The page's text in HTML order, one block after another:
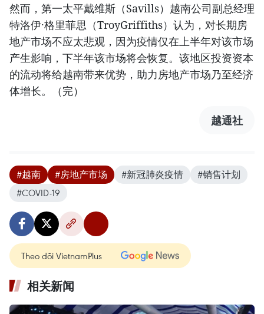
然而，第一太平戴维斯（Savills）越南公司副总经理
特洛伊·格里菲思（TroyGriffiths）认为，对长期房
地产市场不应太悲观，因为疫情仅在上半年对该市场
产生影响，下半年该市场将会恢复。该地区投资资本
的流动将给越南带来优势，助力房地产市场乃至经济
体增长。（完）
越通社
#越南 #房地产市场 #新冠肺炎疫情
#销售计划
#COVID-19
Theo dõi VietnamPlus
相关新闻